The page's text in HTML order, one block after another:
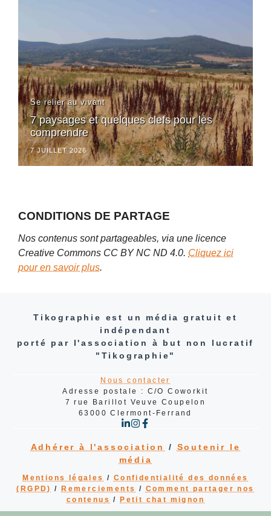
Se relier au vivant
7 paysages et quelques clefs pour les
comprendre
7 JUILLET 2026
CONDITIONS DE PARTAGE
Nos contenus sont partageables, via une licence
Creative Commons CC BY NC ND 4.0. Cliquez ici
pour en savoir plus.
Tikographie est un média gratuit et
indépendant
porté par l'association à but non lucratif
"Tikographie"
Nous contacter
Adresse postale : C/O Coworkit
7 rue Barillot Veuve Coupelon
63000 Clermont-Ferrand
Adhérer à l'association / Soutenir le
média
Mentions légales / Confidentialité des données
(RGPD) / Remerciements / Comment partager nos
contenu s /Petit chat mignon